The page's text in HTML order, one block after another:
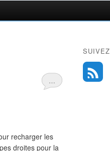
…
recharger les
droites pour la